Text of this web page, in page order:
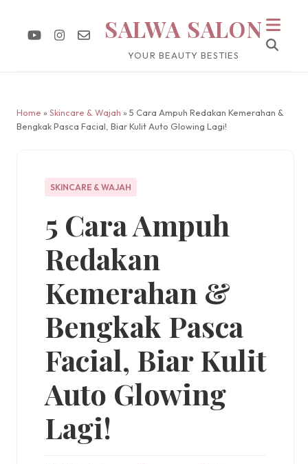
SALWA SALON
YOUR BEAUTY BESTIES
Home » Skincare & Wajah » 5 Cara Ampuh Redakan Kemerahan &
Bengkak Pasca Facial, Biar Kulit Auto Glowing Lagi!
SKINCARE & WAJAH
5 Cara Ampuh
Redakan
Kemerahan &
Bengkak Pasca
Facial, Biar Kulit
Auto Glowing
Lagi!